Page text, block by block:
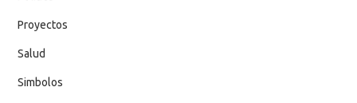
Proyectos
Salud
Simbolos